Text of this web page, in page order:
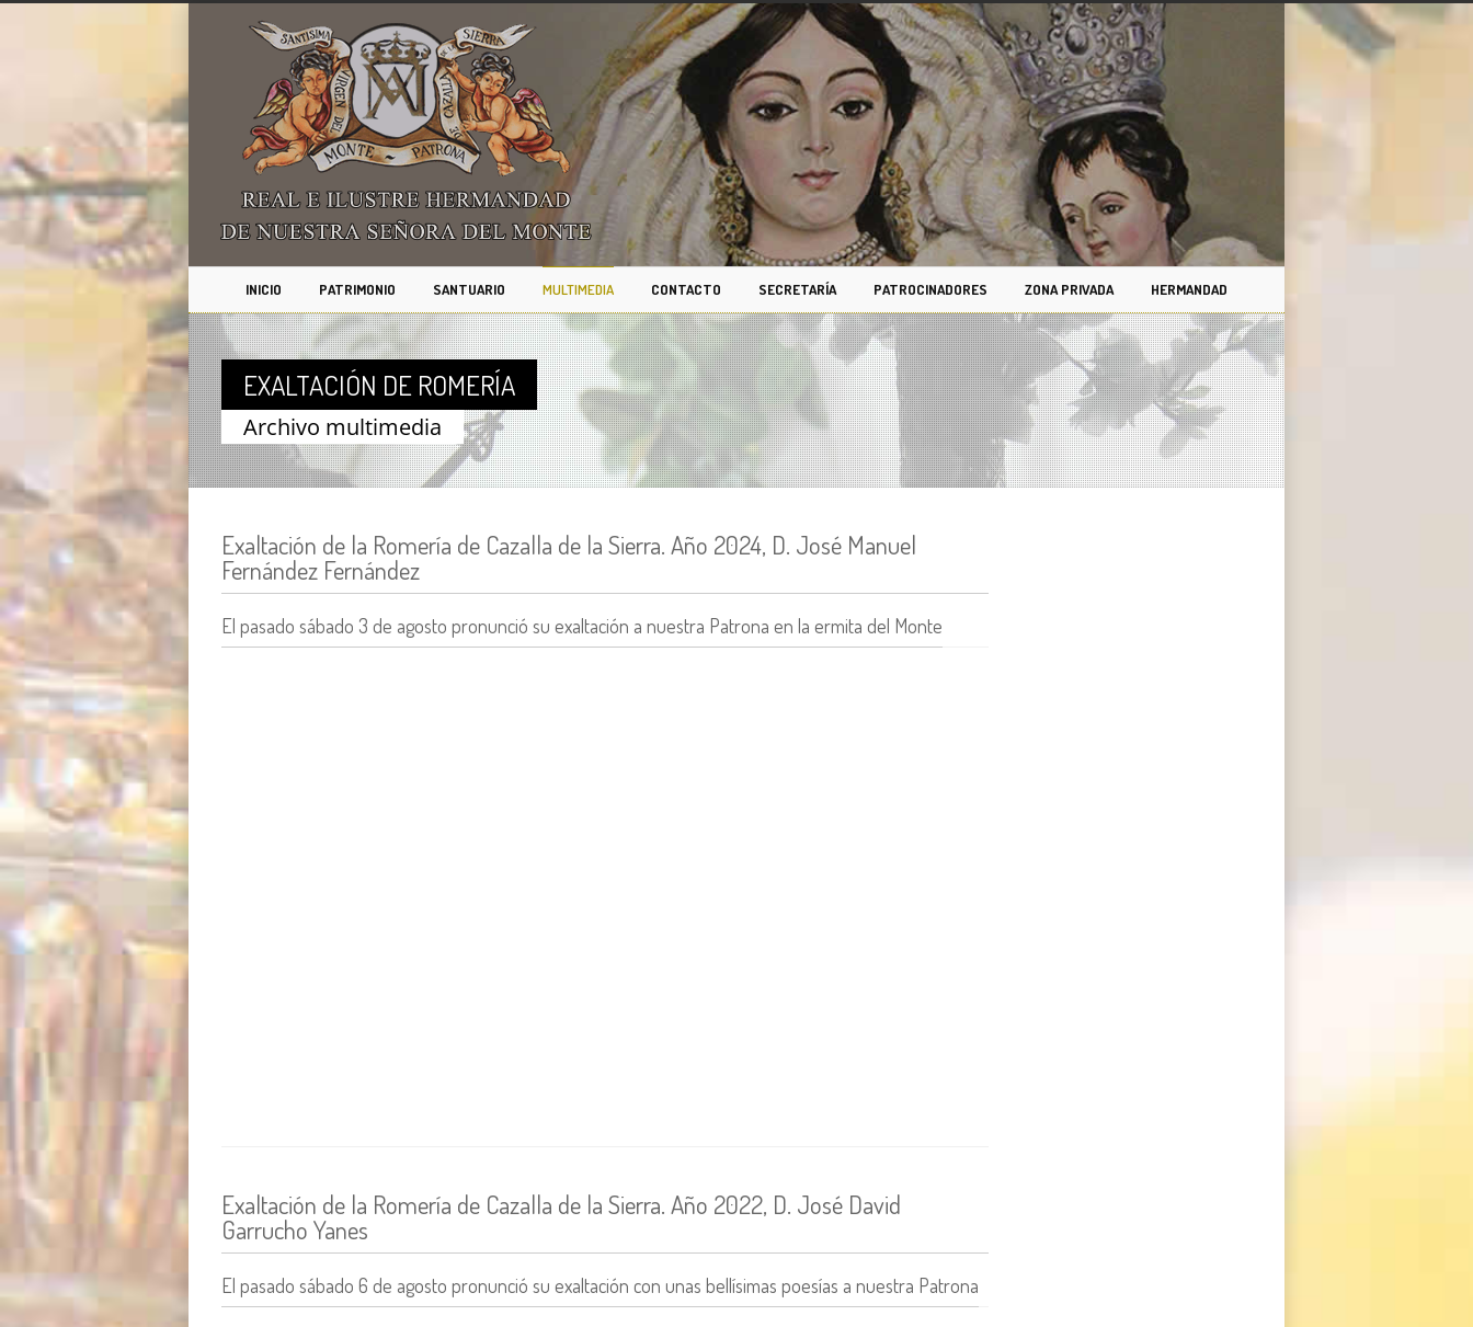
INICIO PATRIMONIO SANTUARIO MULTIMEDIA CONTACTO SECRETARÍA PATROCINADORES ZONA PRIVADA HERMANDAD
EXALTACIÓN DE ROMERÍA
Archivo multimedia
Exaltación de la Romería de Cazalla de la Sierra. Año 2024, D. José Manuel
Fernández Fernández
El pasado sábado 3 de agosto pronunció su exaltación a nuestra Patrona en la ermita del Monte
Exaltación de la Romería de Cazalla de la Sierra. Año 2022, D. José David
Garrucho Yanes
El pasado sábado 6 de agosto pronunció su exaltación con unas bellísimas poesías a nuestra Patrona